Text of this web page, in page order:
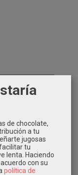
de chocolate,
a tu
jugosas
tu
lenta. Haciendo
con su
política de